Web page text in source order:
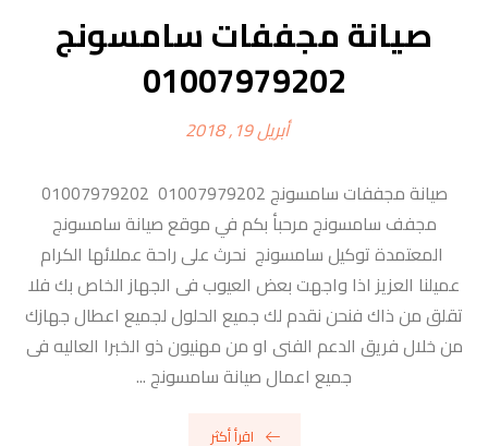
صيانة مجففات سامسونج
01007979202
أبريل 19, 2018
صيانة مجففات سامسونج 01007979202 01007979202
مجفف سامسونج مرحبأ بكم في موقع صيانة سامسونج
المعتمدة توكيل سامسونج نحرث على راحة عملائها الكرام
عميلنا العزيز اذا واجهت بعض العيوب فى الجهاز الخاص بك فلا
تقلق من ذاك فنحن نقدم لك جميع الحلول لجميع اعطال جهازك
من خلال فريق الدعم الفنى او من مهنيون ذو الخبرا العاليه فى
جميع اعمال صيانة سامسونج ...
اقرأ أكثر